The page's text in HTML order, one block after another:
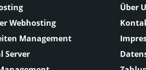
Webhosting
Management
Server
Über